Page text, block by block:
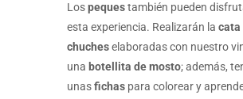
Lospequestambién pueden
esta experiencia. Realizarán la cata
chucheselaboradas con nuestro
una botellita de mosto; además,
unasfichas para colorear y